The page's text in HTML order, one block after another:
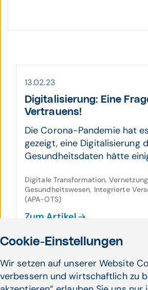
13.02.23
Digitalisierung: Eine
Vertrauens!
Die Corona-Pandemie hat
gezeigt, eine Digitalisierung
Gesundheitsdaten hätte
Digitale Transformation,
Gesundheitswesen, Integrierte
(APA-OTS)
Zum Artikel
10.10.22
Psychische Gesund­heit:
Cookie-Einstellungen
Wir setzen auf unserer Website
verbessern und wirtschaftlich zu